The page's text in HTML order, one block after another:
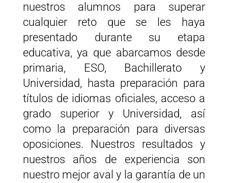
nuestros alumnos para superar
cualquier reto que se les haya
presentado durante su etapa
educativa, ya que abarcamos desde
primaria, ESO, Bachillerato y
Universidad, hasta preparación para
títulos de idiomas oficiales, acceso a
grado superior y Universidad, así
como la preparación para diversas
oposiciones. Nuestros resultados y
nuestros años de experiencia son
nuestro mejor aval y la garantía de un